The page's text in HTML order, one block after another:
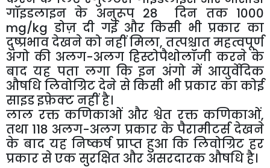
गॉइडलाइन के अनुरूप 28 दिन तक 1000
mg/kg डोज़ दी गई और किसी भी प्रकार का
दुष्प्रभाव देखने को नहीं मिला, तत्पश्चात महत्वपूर्ण
अंगो की अलग-अलग हिस्टोपैथोलॉजी करने के
बाद यह पता लगा कि इन अंगो में आयुर्वेदिक
औषधि लिवोग्रिट देने से किसी भी प्रकार का कोई
साइड इफ़ेक्ट नहीं है।
लाल रक्त कणिकाओं और श्वेत रक्त कणिकाओं,
तथा 118 अलग-अलग प्रकार के पैरामीटर्स देखने
के बाद यह निष्कर्ष प्राप्त हुआ कि लिवोग्रिट हर
प्रकार से एक सुरक्षित और असरदारक औषधि है।